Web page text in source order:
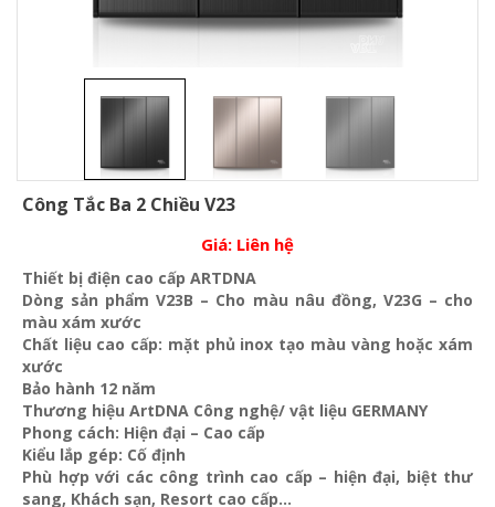
Công Tắc Ba 2 Chiều V23
Giá: Liên hệ
Thiết bị điện cao cấp ARTDNA
Dòng sản phẩm V23B – Cho màu nâu đồng, V23G – cho
màu xám xước
Chất liệu cao cấp: mặt phủ inox tạo màu vàng hoặc xám
xước
Bảo hành 12 năm
Thương hiệu ArtDNA Công nghệ/ vật liệu GERMANY
Phong cách: Hiện đại – Cao cấp
Kiểu lắp gép: Cố định
Phù hợp với các công trình cao cấp – hiện đại, biệt thư
sang, Khách sạn, Resort cao cấp…